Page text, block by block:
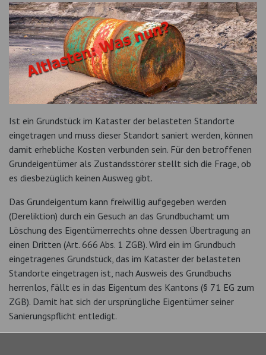
Ist ein Grundstück im Kataster der belasteten Standorte
eingetragen und muss dieser Standort saniert werden, können
damit erhebliche Kosten verbunden sein. Für den betroffenen
Grundeigentümer als Zustandsstörer stellt sich die Frage, ob
es diesbezüglich keinen Ausweg gibt.
Das Grundeigentum kann freiwillig aufgegeben werden
(Dereliktion) durch ein Gesuch an das Grundbuchamt um
Löschung des Eigentümerrechts ohne dessen Übertragung an
einen Dritten (Art. 666 Abs. 1 ZGB). Wird ein im Grundbuch
eingetragenes Grundstück, das im Kataster der belasteten
Standorte eingetragen ist, nach Ausweis des Grundbuchs
herrenlos, fällt es in das Eigentum des Kantons (§ 71 EG zum
ZGB). Damit hat sich der ursprüngliche Eigentümer seiner
Sanierungspflicht entledigt.